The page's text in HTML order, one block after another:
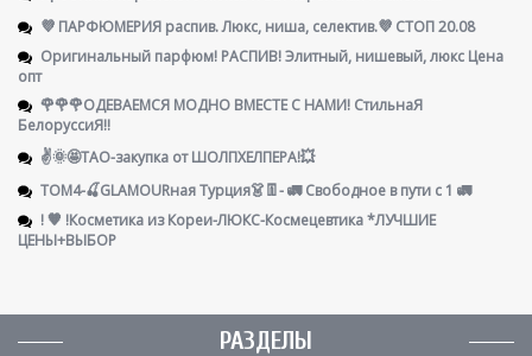
💜 ПАРФЮМЕРИЯ распив. Люкс, ниша, селектив.💜 СТОП 20.08
Оригинальный парфюм! РАСПИВ! Элитный, нишевый, люкс Цена
опт
🌹🌹🌹ОДЕВАЕМСЯ МОДНО ВМЕСТЕ С НАМИ! СтильнаЯ
БелоруссиЯ‼
✌️🌞🤩ТАО-закупка от ШОЛПХЕЛПЕРА!💥
ТОМ4-🍒GLAMOURная Турция👗👖- 🚛 Свободное в пути с 1 🚛
! 🧡 !Косметика из Кореи-ЛЮКС-Космецевтика *ЛУЧШИЕ
ЦЕНЫ+ВЫБОР
РАЗДЕЛЫ